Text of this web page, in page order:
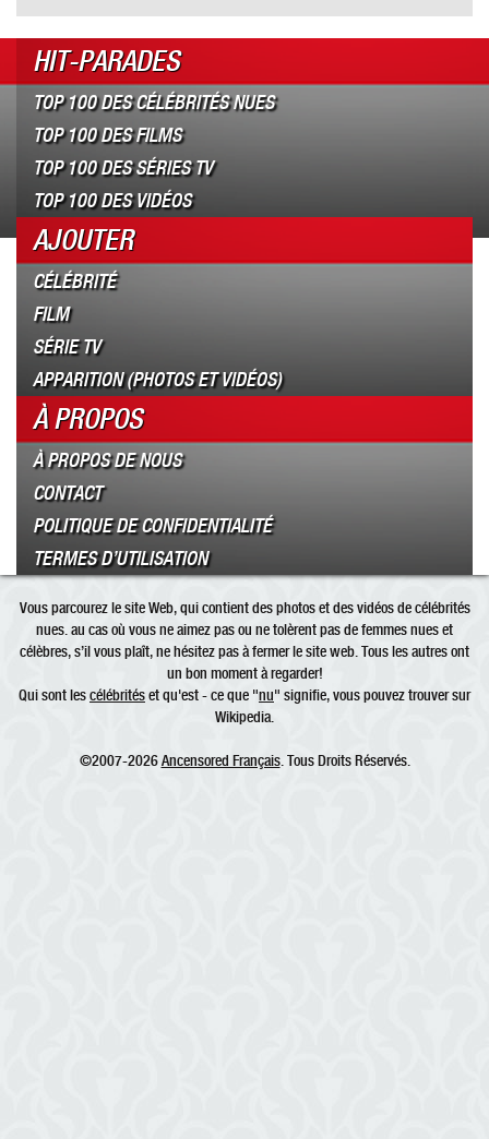
HIT-PARADES
TOP 100 DES CÉLÉBRITÉS NUES
TOP 100 DES FILMS
TOP 100 DES SÉRIES TV
TOP 100 DES VIDÉOS
AJOUTER
CÉLÉBRITÉ
FILM
SÉRIE TV
APPARITION (PHOTOS ET VIDÉOS)
À PROPOS
À PROPOS DE NOUS
CONTACT
POLITIQUE DE CONFIDENTIALITÉ
TERMES D’UTILISATION
Vous parcourez le site Web, qui contient des photos et des vidéos de célébrités
nues. au cas où vous ne aimez pas ou ne tolèrent pas de femmes nues et
célèbres, s’il vous plaît, ne hésitez pas à fermer le site web. Tous les autres ont
un bon moment à regarder!
Qui sont lescélébritéset qu'est - ce que "nu" signifie, vous pouvez trouver sur
Wikipedia.
©2007-2026Ancensored Français. Tous Droits Réservés.